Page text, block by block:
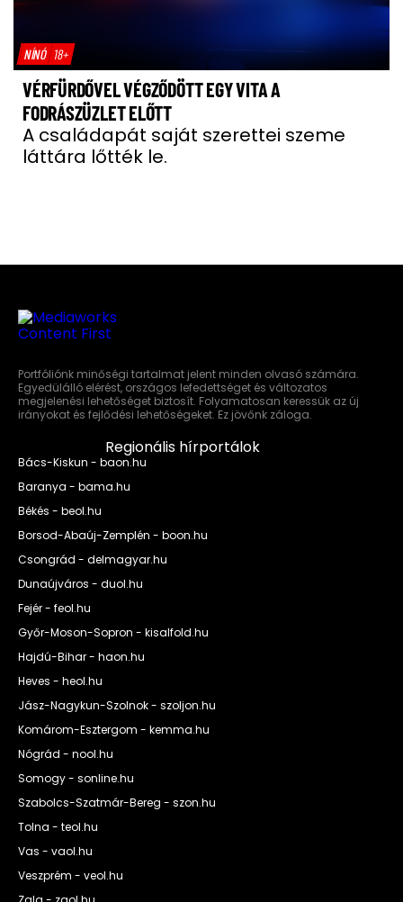
NÍNÓ 18+
VÉRFÜRDŐVEL VÉGZŐDÖTT EGY VITA A
FODRÁSZÜZLET ELŐTT
A családapát saját szerettei szeme
láttára lőtték le.
Portfóliónk minőségi tartalmat jelent minden olvasó számára.
Egyedülálló elérést, országos lefedettséget és változatos
megjelenési lehetőséget biztosít. Folyamatosan keressük az új
irányokat és fejlődési lehetőségeket. Ez jövőnk záloga.
Regionális hírportálok
Bács-Kiskun - baon.hu
Baranya - bama.hu
Békés - beol.hu
Borsod-Abaúj-Zemplén - boon.hu
Csongrád - delmagyar.hu
Dunaújváros - duol.hu
Fejér - feol.hu
Győr-Moson-Sopron - kisalfold.hu
Hajdú-Bihar - haon.hu
Heves - heol.hu
Jász-Nagykun-Szolnok - szoljon.hu
Komárom-Esztergom - kemma.hu
Nógrád - nool.hu
Somogy - sonline.hu
Szabolcs-Szatmár-Bereg - szon.hu
Tolna - teol.hu
Vas - vaol.hu
Veszprém - veol.hu